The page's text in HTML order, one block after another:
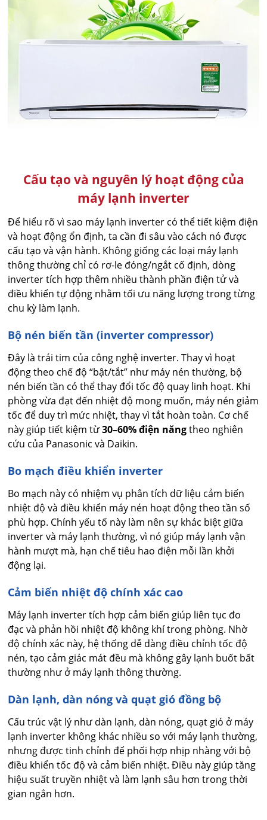
Cấu tạo và nguyên lý hoạt động của
máy lạnh inverter
Để hiểu rõ vì sao máy lạnh inverter có thể tiết kiệm điện
và hoạt động ổn định, ta cần đi sâu vào cách nó được
cấu tạo và vận hành. Không giống các loại máy lạnh
thông thường chỉ có rơ-le đóng/ngắt cố định, dòng
inverter tích hợp thêm nhiều thành phần điện tử và
điều khiển tự động nhằm tối ưu năng lượng trong từng
chu kỳ làm lạnh.
Bộ nén biến tần (inverter compressor)
Đây là trái tim của công nghệ inverter. Thay vì hoạt
động theo chế độ “bật/tắt” như máy nén thường, bộ
nén biến tần có thể thay đổi tốc độ quay linh hoạt. Khi
phòng vừa đạt đến nhiệt độ mong muốn, máy nén giảm
tốc để duy trì mức nhiệt, thay vì tắt hoàn toàn. Cơ chế
này giúp tiết kiệm từ30–60% điện năngtheo nghiên
cứu của Panasonic và Daikin.
Bo mạch điều khiển inverter
Bo mạch này có nhiệm vụ phân tích dữ liệu cảm biến
nhiệt độ và điều khiển máy nén hoạt động theo tần số
phù hợp. Chính yếu tố này làm nên sự khác biệt giữa
inverter và máy lạnh thường, vì nó giúp máy lạnh vận
hành mượt mà, hạn chế tiêu hao điện mỗi lần khởi
động lại.
Cảm biến nhiệt độ chính xác cao
Máy lạnh inverter tích hợp cảm biến giúp liên tục đo
đạc và phản hồi nhiệt độ không khí trong phòng. Nhờ
độ chính xác này, hệ thống dễ dàng điều chỉnh tốc độ
nén, tạo cảm giác mát đều mà không gây lạnh buốt bất
thường như ở máy lạnh thông thường.
Dàn lạnh, dàn nóng và quạt gió đồng bộ
Cấu trúc vật lý như dàn lạnh, dàn nóng, quạt gió ở máy
lạnh inverter không khác nhiều so với máy lạnh thường,
nhưng được tinh chỉnh để phối hợp nhịp nhàng với bộ
điều khiển tốc độ và cảm biến nhiệt. Điều này giúp tăng
hiệu suất truyền nhiệt và làm lạnh sâu hơn trong thời
gian ngắn hơn.